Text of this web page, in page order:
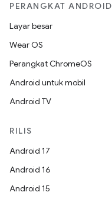
PERANGKAT ANDROID
Layar besar
Wear OS
Perangkat ChromeOS
Android untuk mobil
Android TV
RILIS
Android 17
Android 16
Android 15